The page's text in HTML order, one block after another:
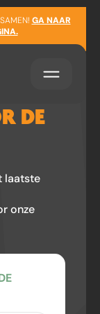
GA NAAR
DE
laatste
onze